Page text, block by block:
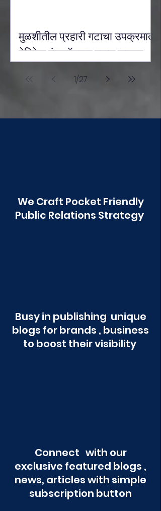
मुळशीतील प्रहारी गटाचा उपक्रमात
हेरिटेज इंटरनॅशनल स्कूल कासार
1/27
We Craft Pocket Friendly
Public Relations Strategy
Busy in publishing unique
blogs for brands , business
to boost their visibility
Connect with our
exclusive featured blogs ,
news, articles with simple
subscription button